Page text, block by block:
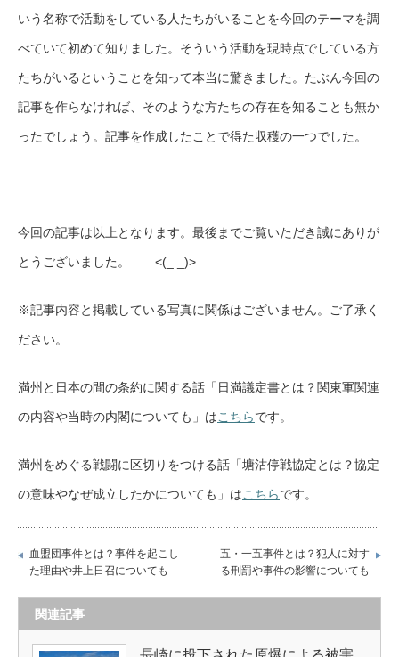
いう名称で活動をしている人たちがいることを今回のテーマを調
べていて初めて知りました。そういう活動を現時点でしている方
たちがいるということを知って本当に驚きました。たぶん今回の
記事を作らなければ、そのような方たちの存在を知ることも無か
ったでしょう。記事を作成したことで得た収穫の一つでした。
今回の記事は以上となります。最後までご覧いただき誠にありが
とうございました。 <(_ _)>
※記事内容と掲載している写真に関係はございません。ご了承く
ださい。
満州と日本の間の条約に関する話「日満議定書とは？関東軍関連
の内容や当時の内閣についても」はこちらです。
満州をめぐる戦闘に区切りをつける話「塘沽停戦協定とは？協定
の意味やなぜ成立したかについても」はこちらです。
血盟団事件とは？事件を起こし
た理由や井上日召についても
五・一五事件とは？犯人に対す
る刑罰や事件の影響についても
関連記事